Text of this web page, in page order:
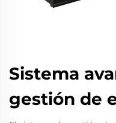
Sistema
gestión de